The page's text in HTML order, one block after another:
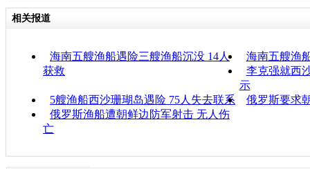
相关报道
海南五艘渔船遇险三艘渔船沉没 14人
获救
海南五艘渔
李克强就西
示
5艘渔船西沙珊瑚岛遇险 75人失去联系
俄罗斯要求
俄罗斯渔船遭朝鲜边防军射击 无人伤
亡